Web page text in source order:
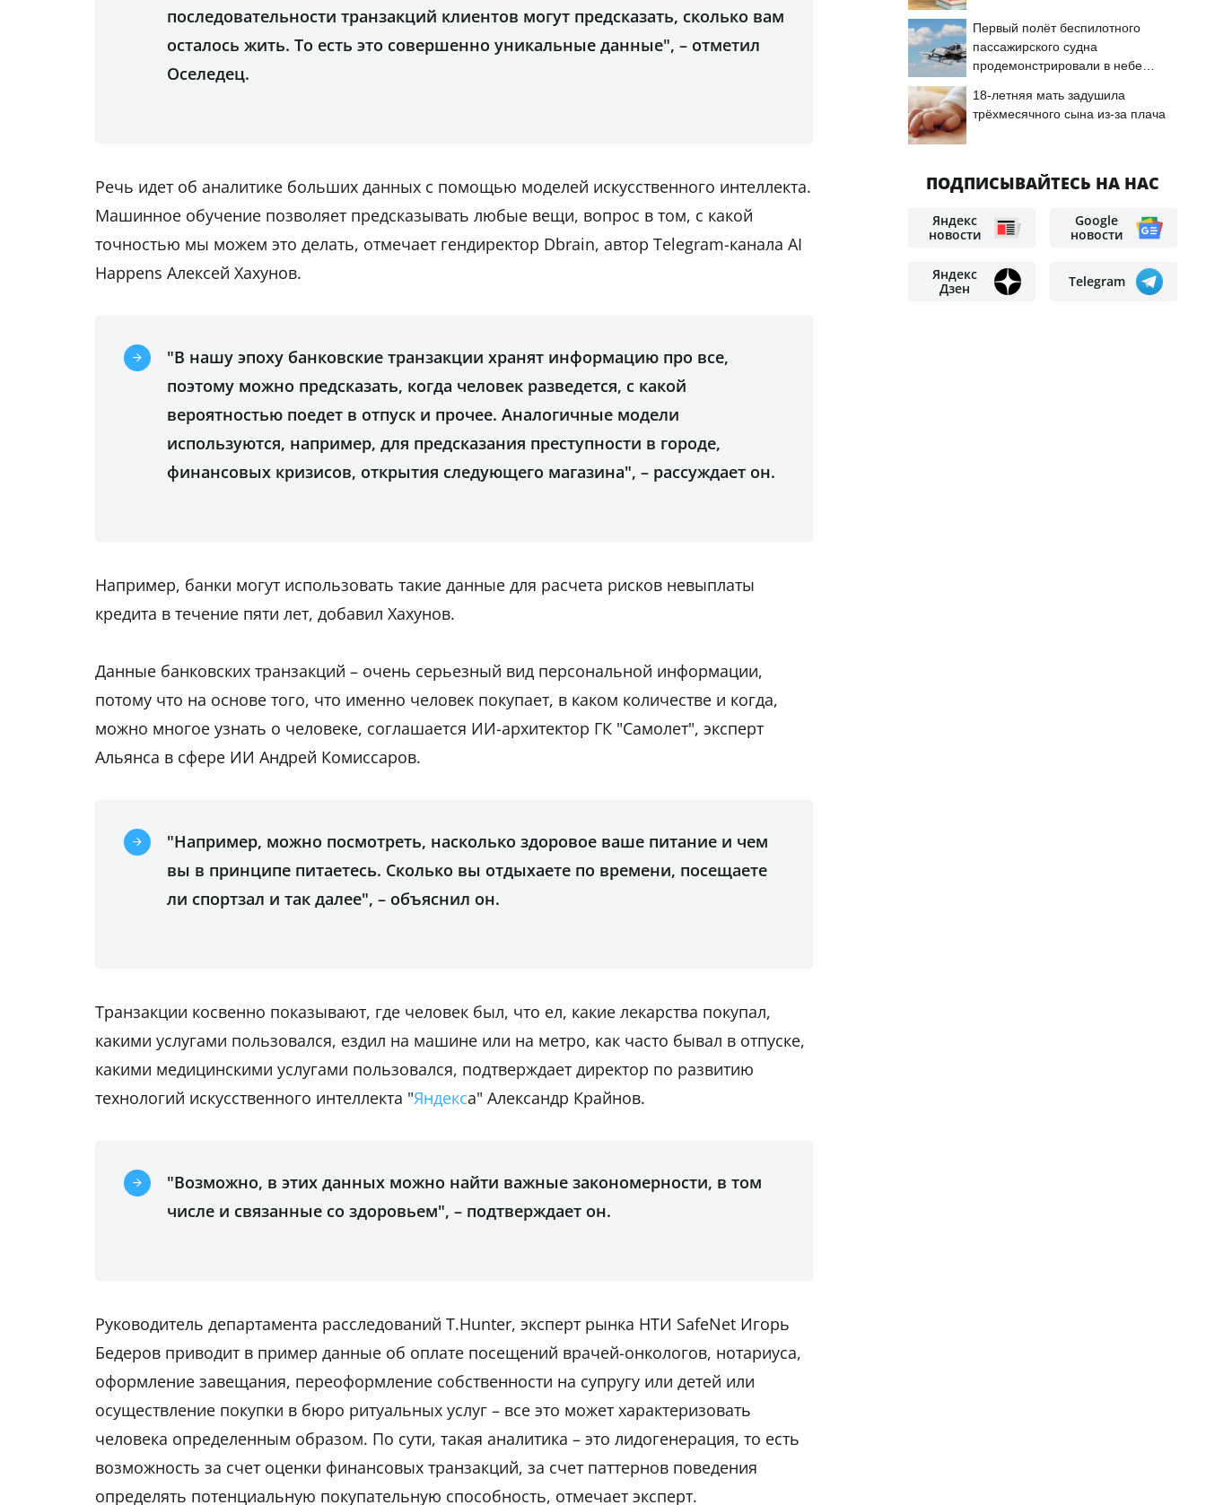
последовательности транзакций клиентов могут предсказать, сколько вам
осталось жить. То есть это совершенно уникальные данные", – отметил
Оселедец.
Речь идет об аналитике больших данных с помощью моделей искусственного интеллекта.
Машинное обучение позволяет предсказывать любые вещи, вопрос в том, с какой
точностью мы можем это делать, отмечает гендиректор Dbrain, автор Telegram-канала AI
Happens Алексей Хахунов.
"В нашу эпоху банковские транзакции хранят информацию про все,
поэтому можно предсказать, когда человек разведется, с какой
вероятностью поедет в отпуск и прочее. Аналогичные модели
используются, например, для предсказания преступности в городе,
финансовых кризисов, открытия следующего магазина", – рассуждает он.
Например, банки могут использовать такие данные для расчета рисков невыплаты
кредита в течение пяти лет, добавил Хахунов.
Данные банковских транзакций – очень серьезный вид персональной информации,
потому что на основе того, что именно человек покупает, в каком количестве и когда,
можно многое узнать о человеке, соглашается ИИ-архитектор ГК "Самолет", эксперт
Альянса в сфере ИИ Андрей Комиссаров.
"Например, можно посмотреть, насколько здоровое ваше питание и чем
вы в принципе питаетесь. Сколько вы отдыхаете по времени, посещаете
ли спортзал и так далее", – объяснил он.
Транзакции косвенно показывают, где человек был, что ел, какие лекарства покупал,
какими услугами пользовался, ездил на машине или на метро, как часто бывал в отпуске,
какими медицинскими услугами пользовался, подтверждает директор по развитию
технологий искусственного интеллекта "Яндекса" Александр Крайнов.
"Возможно, в этих данных можно найти важные закономерности, в том
числе и связанные со здоровьем", – подтверждает он.
Руководитель департамента расследований T.Hunter, эксперт рынка НТИ SafeNet Игорь
Бедеров приводит в пример данные об оплате посещений врачей-онкологов, нотариуса,
оформление завещания, переоформление собственности на супругу или детей или
осуществление покупки в бюро ритуальных услуг – все это может характеризовать
человека определенным образом. По сути, такая аналитика – это лидогенерация, то есть
возможность за счет оценки финансовых транзакций, за счет паттернов поведения
определять потенциальную покупательную способность, отмечает эксперт.
Первый полёт беспилотного
пассажирского судна
продемонстрировали в небе
18-летняя мать задушила
трёхмесячного сына из-за плача
ПОДПИСЫВАЙТЕСЬ НА НАС
Яндекс
новости
Google
новости
Яндекс
Дзен
Telegram